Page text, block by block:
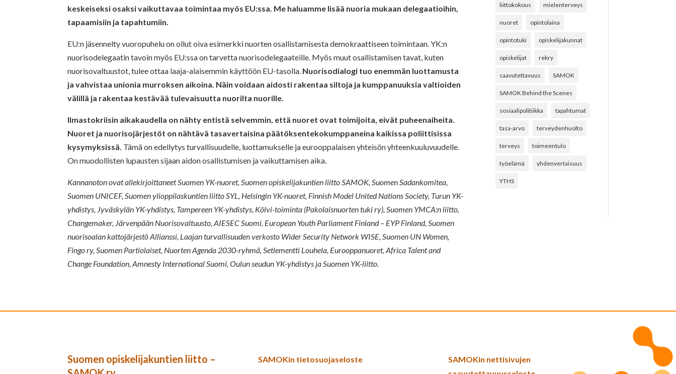
keskeiseksi osaksi vaikuttavaa toimintaa myös EU:ssa. Me haluamme lisää nuoria mukaan delegaatioihin,
tapaamisiin ja tapahtumiin.
EU:n jäsennelty vuoropuhelu on ollut oiva esimerkki nuorten osallistamisesta demokraattiseen toimintaan. YK:n
nuorisodelegaatin tavoin myös EU:ssa on tarvetta nuorisodelegaateille. Myös muut osallistamisen tavat, kuten
nuorisovaltuustot, tulee ottaa laaja-alaisemmin käyttöön EU-tasolla. Nuorisodialogi tuo enemmän luottamusta
ja vahvistaa unionia murroksen aikoina. Näin voidaan aidosti rakentaa siltoja ja kumppanuuksia valtioiden
välillä ja rakentaa kestävää tulevaisuutta nuorilta nuorille.
Ilmastokriisin aikakaudella on nähty entistä selvemmin, että nuoret ovat toimijoita, eivät puheenaiheita.
Nuoret ja nuorisojärjestöt on nähtävä tasavertaisina päätöksentekokumppaneina kaikissa poliittisissa
kysymyksissä. Tämä on edellytys turvallisuudelle, luottamukselle ja eurooppalaisen yhteisön yhteenkuuluvuudelle.
On muodollisten lupausten sijaan aidon osallistumisen ja vaikuttamisen aika.
Kannanoton ovat allekirjoittaneet Suomen YK-nuoret, Suomen opiskelijakuntien liitto SAMOK, Suomen Sadankomitea,
Suomen UNICEF, Suomen ylioppilaskuntien liitto SYL, Helsingin YK-nuoret, Finnish Model United Nations Society, Turun YK-
yhdistys, Jyväskylän YK-yhdistys, Tampereen YK-yhdistys, Kölvi-toiminta (Pakolaisnuorten tuki ry), Suomen YMCA:n liitto,
Changemaker, Järvenpään Nuorisovaltuusto, AIESEC Suomi, European Youth Parliament Finland – EYP Finland, Suomen
nuorisoalan kattojärjestö Allianssi, Laajan turvallisuuden verkosto Wider Security Network WISE, Suomen UN Women,
Fingo ry, Suomen Partiolaiset, Nuorten Agenda 2030-ryhmä, Setlementti Louhela, Eurooppanuoret, Africa Talent and
Change Foundation, Amnesty International Suomi, Oulun seudun YK-yhdistys ja Suomen YK-liitto.
liittokokous mielenterveys
nuoret opintolaina
opintotuki opiskelijakunnat
opiskelijat rekry
saavutettavuus SAMOK
SAMOK Behind the Scenes
sosiaalipolitiikka tapahtumat
tasa-arvo terveydenhuolto
terveys toimeentulo
työelämä yhdenvertaisuus
YTHS
Suomen opiskelijakuntien liitto –
SAMOKin tietosuojaseloste
SAMOKin nettisivujen